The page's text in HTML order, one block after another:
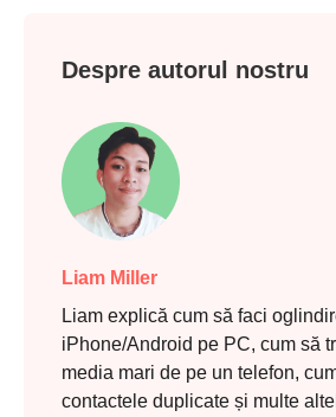
Despre autorul nostru
Liam Miller
Liam explică cum să faci
iPhone/Android pe PC, cum să
media mari de pe un telefon,
contactele duplicate și multe